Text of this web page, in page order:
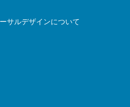
サルデザインについて